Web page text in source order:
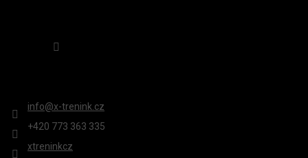
info@x-trenink.cz
+420 ‭773 363 335
xtreninkcz